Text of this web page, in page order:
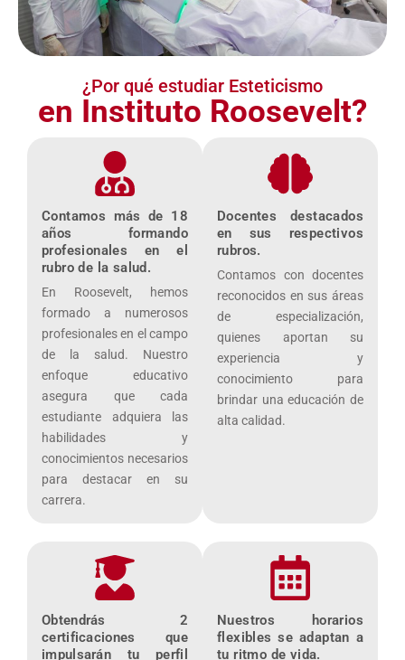
¿Por qué estudiar Esteticismo
en Instituto Roosevelt?
Contamos más de 18
años formando
profesionales en el
rubro de la salud.
En Roosevelt, hemos
formado a numerosos
profesionales en el campo
de la salud. Nuestro
enfoque educativo
asegura que cada
estudiante adquiera las
habilidades y
conocimientos necesarios
para destacar en su
carrera.
Docentes destacados
en sus respectivos
rubros.
Contamos con docentes
reconocidos en sus áreas
de especialización,
quienes aportan su
experiencia y
conocimiento para
brindar una educación de
alta calidad.
Obtendrás 2
certificaciones que
impulsarán tu perfil
Nuestros horarios
flexibles se adaptan a
tu ritmo de vida.